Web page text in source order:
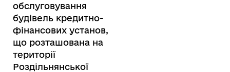
обслуговування
будівель кредитно-
фінансових установ,
що розташована на
території
Роздільнянської